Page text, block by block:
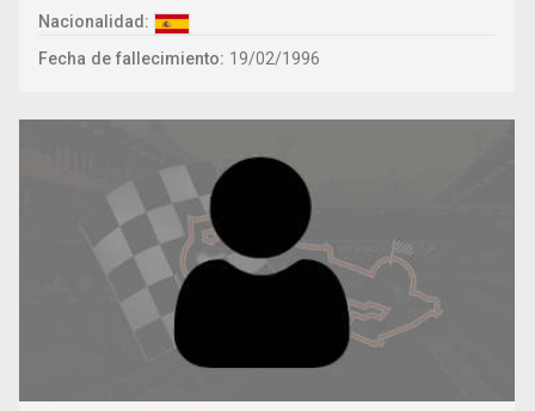
Nacionalidad:
Fecha de fallecimiento: 19/02/1996